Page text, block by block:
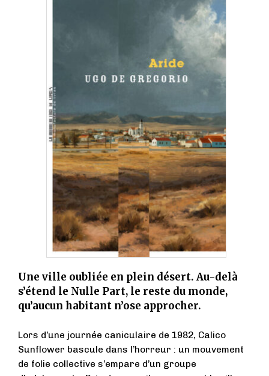
Une ville oubliée en plein désert. Au-delà
s’étend le Nulle Part, le reste du monde,
qu’aucun habitant n’ose approcher.
Lors d’une journée caniculaire de 1982, Calico
Sunflower bascule dans l’horreur : un mouvement
de folie collective s’empare d’un groupe